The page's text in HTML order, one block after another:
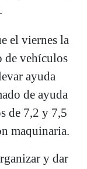
el viernes la
de vehículos
ayuda
de ayuda
de 7,2 y 7,5
maquinaria.
y dar